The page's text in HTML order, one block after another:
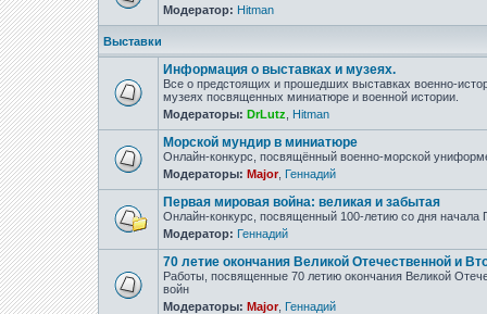
Модератор: Hitman
Выставки
Информация о выставках и музеях.
Все о предстоящих и прошедших выставках военно-
музеях посвященных миниатюре и военной истории.
Модераторы: DrLutz Hitman
Морской мундир в миниатюре
Онлайн-конкурс, посвящённый военно-морской
Модераторы: Major, Геннадий
Первая мировая война: великая и забытая
Онлайн-конкурс, посвященный 100-летию со дня начала
Модератор: Геннадий
70 летие окончания Великой Отечественной и
Работы, посвященные 70 летию окончания Великой
войн
Модераторы: Major, Геннадий